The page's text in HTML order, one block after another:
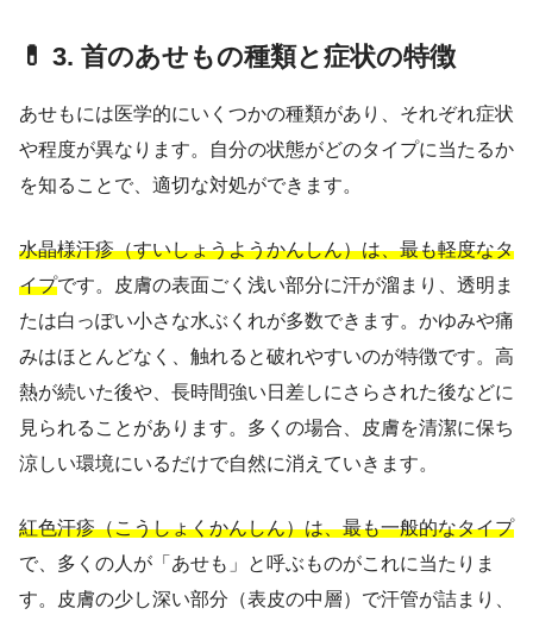
💊 3. 首のあせもの種類と症状の特徴
あせもには医学的にいくつかの種類があり、それぞれ症状
や程度が異なります。自分の状態がどのタイプに当たるか
を知ることで、適切な対処ができます。
水晶様汗疹（すいしょうようかんしん）は、最も軽度なタ
イプです。皮膚の表面ごく浅い部分に汗が溜まり、透明ま
たは白っぽい小さな水ぶくれが多数できます。かゆみや痛
みはほとんどなく、触れると破れやすいのが特徴です。高
熱が続いた後や、長時間強い日差しにさらされた後などに
見られることがあります。多くの場合、皮膚を清潔に保ち
涼しい環境にいるだけで自然に消えていきます。
紅色汗疹（こうしょくかんしん）は、最も一般的なタイプ
で、多くの人が「あせも」と呼ぶものがこれに当たりま
す。皮膚の少し深い部分（表皮の中層）で汗管が詰まり、